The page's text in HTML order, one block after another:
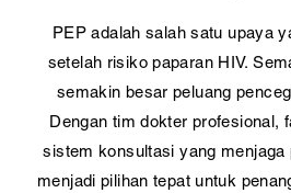
PEP adalah salah satu upaya
setelah risiko paparan HIV.
semakin besar peluang
Dengan tim dokter profesional,
sistem konsultasi yang menjaga
menjadi pilihan tepat untuk